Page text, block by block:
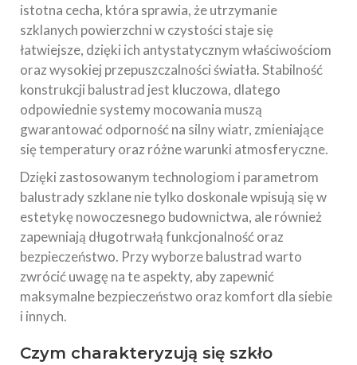
istotna cecha, która sprawia, że utrzymanie
szklanych powierzchni w czystości staje się
łatwiejsze, dzięki ich antystatycznym właściwościom
oraz wysokiej przepuszczalności światła. Stabilność
konstrukcji balustrad jest kluczowa, dlatego
odpowiednie systemy mocowania muszą
gwarantować odporność na silny wiatr, zmieniające
się temperatury oraz różne warunki atmosferyczne.
Dzięki zastosowanym technologiom i parametrom
balustrady szklane nie tylko doskonale wpisują się w
estetykę nowoczesnego budownictwa, ale również
zapewniają długotrwałą funkcjonalność oraz
bezpieczeństwo. Przy wyborze balustrad warto
zwrócić uwagę na te aspekty, aby zapewnić
maksymalne bezpieczeństwo oraz komfort dla siebie
i innych.
Czym charakteryzują się szkło